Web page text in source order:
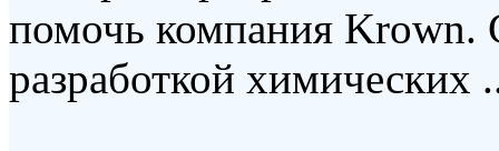
помочь компания Krown.
разработкой химических